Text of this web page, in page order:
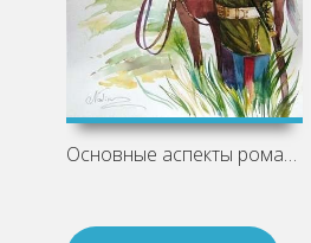
Основные аспекты романа «Казачий крест»